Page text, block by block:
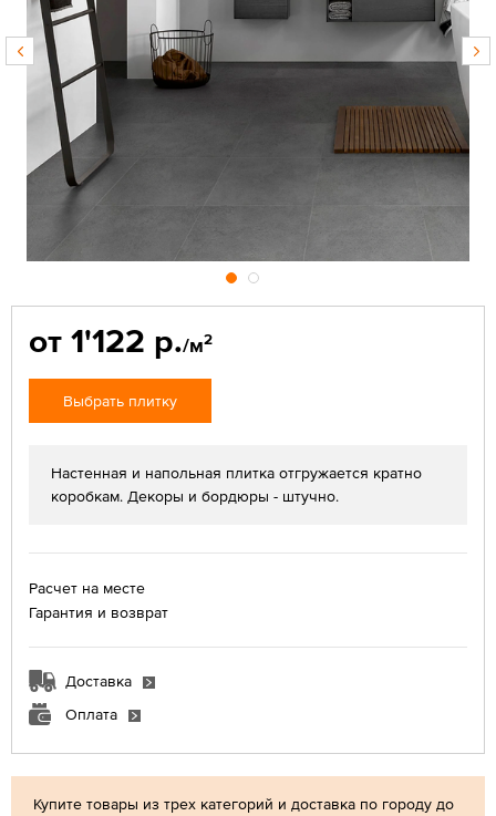
Купите товары из трех категорий и доставка по городу до
от 1'122 р./м2
Выбрать плитку
Настенная и напольная плитка отгружается кратно
коробкам. Декоры и бордюры - штучно.
Расчет на месте
Гарантия и возврат
Доставка
Оплата